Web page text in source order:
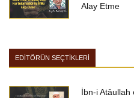
Alay Etme
EDİTÖRÜN SEÇTİKLERİ
İbn-i Atâullah